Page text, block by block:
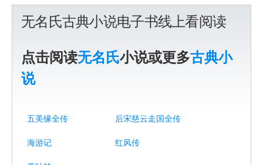
无名氏古典小说电子书线上看阅读
点击阅读无名氏小说或更多古典小
说
五美缘全传 后宋慈云走国全传
海游记 红风传